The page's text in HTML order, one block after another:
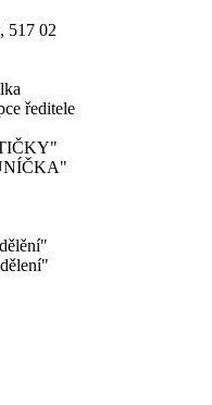
517 02
ředitele